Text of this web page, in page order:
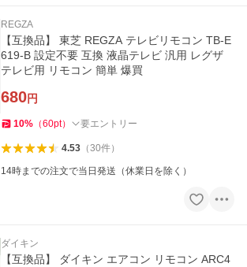
REGZA
【互換品】 東芝 REGZA テレビリモコン TB-E
619-B 設定不要 互換 液晶テレビ 汎用 レグザ
テレビ用 リモコン 簡単 爆買
680円
10% （60pt） 要エントリー
4.53（30件）
14時までの注文で当日発送（休業日を除く）
ダイキン
【互換品】 ダイキン エアコン リモコン ARC4